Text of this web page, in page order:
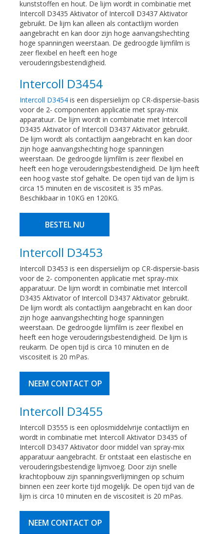
kunststoffen en hout. De lijm wordt in combinatie met
Intercoll D3435 Aktivator of Intercoll D3437 Aktivator
gebruikt. De lijm kan alleen als contactlijm worden
aangebracht en kan door zijn hoge aanvangshechting
hoge spanningen weerstaan. De gedroogde lijmfilm is
zeer flexibel en heeft een hoge
verouderingsbestendigheid.
Intercoll D3454
Intercoll D3454 is een dispersielijm op CR-dispersie-basis
voor de 2- componenten applicatie met spray-mix
apparatuur. De lijm wordt in combinatie met Intercoll
D3435 Aktivator of Intercoll D3437 Aktivator gebruikt.
De lijm wordt als contactlijm aangebracht en kan door
zijn hoge aanvangshechting hoge spanningen
weerstaan. De gedroogde lijmfilm is zeer flexibel en
heeft een hoge verouderingsbestendigheid. De lijm heeft
een hoog vaste stof gehalte. De open tijd van de lijm is
circa 15 minuten en de viscositeit is 35 mPas.
Beschikbaar in 10KG en 120KG.
BESTEL NU
Intercoll D3453
Intercoll D3453 is een dispersielijm op CR-dispersie-basis
voor de 2- componenten applicatie met spray-mix
apparatuur. De lijm wordt in combinatie met Intercoll
D3435 Aktivator of Intercoll D3437 Aktivator gebruikt.
De lijm wordt als contactlijm aangebracht en kan door
zijn hoge aanvangshechting hoge spanningen
weerstaan. De gedroogde lijmfilm is zeer flexibel en
heeft een hoge verouderingsbestendigheid. De lijm is
reukarm. De open tijd is circa 10 minuten en de
viscositeit is 20 mPas.
NEEM CONTACT OP
Intercoll D3455
Intercoll D3555 is een oplosmiddelvrije contactlijm en
wordt in combinatie met Intercoll Aktivator D3435 of
Intercoll D3437 Aktivator door middel van spray-mix
apparatuur aangebracht. Er ontstaat een elastische en
verouderingsbestendige lijmvoeg. Door zijn snelle
krachtopbouw zijn spanningsverlijmingen op schuim
binnen een zeer korte tijd mogelijk. De open tijd van de
lijm is circa 10 minuten en de viscositeit is 20 mPas.
NEEM CONTACT OP